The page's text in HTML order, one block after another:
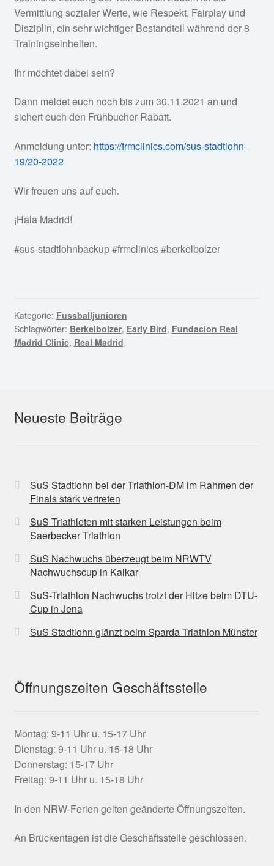
Vermittlung sozialer Werte, wie Respekt, Fairplay und
Disziplin, ein sehr wichtiger Bestandteil während der 8
Trainingseinheiten.
Ihr möchtet dabei sein?
Dann meldet euch noch bis zum 30.11.2021 an und
sichert euch den Frühbucher-Rabatt.
Anmeldung unter: https://frmclinics.com/sus-stadtlohn-
19/20-2022
Wir freuen uns auf euch.
¡Hala Madrid!
#sus-stadtlohnbackup #frmclinics #berkelbolzer
Kategorie: Fussballjunioren
Schlagwörter: Berkelbolzer, Early Bird, Fundacion Real
Madrid Clinic, Real Madrid
Neueste Beiträge
SuS Stadtlohn bei der Triathlon-DM im Rahmen der
Finals stark vertreten
SuS Triathleten mit starken Leistungen beim
Saerbecker Triathlon
SuS Nachwuchs überzeugt beim NRWTV
Nachwuchscup in Kalkar
SuS-Triathlon Nachwuchs trotzt der Hitze beim DTU-
Cup in Jena
SuS Stadtlohn glänzt beim Sparda Triathlon Münster
Öffnungszeiten Geschäftsstelle
Montag: 9-11 Uhr u. 15-17 Uhr
Dienstag: 9-11 Uhr u. 15-18 Uhr
Donnerstag: 15-17 Uhr
Freitag: 9-11 Uhr u. 15-18 Uhr
In den NRW-Ferien gelten geänderte Öffnungszeiten.
An Brückentagen ist die Geschäftsstelle geschlossen.